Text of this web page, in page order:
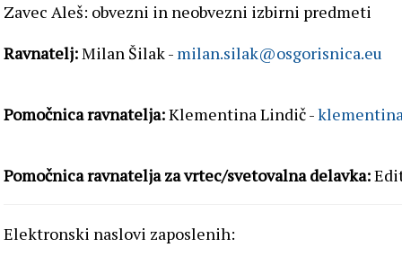
Zavec Aleš: obvezni in neobvezni izbirni predmeti
Ravnatelj:Milan Šilak - milan.silak@osgorisnica.eu
Pomočnica ravnatelja:Klementina Lindič -
Pomočnica ravnatelja za vrtec/svetovalna delavka:
Elektronski naslovi zaposlenih: